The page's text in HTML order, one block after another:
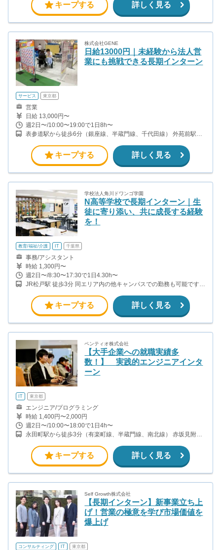
キープする 詳しく見る
株式会社GENE
日給13000円｜未経験から法人営
業にも挑戦できる長期インターン
サービス 東京都
営業
日給 13,000円〜
週2日〜/10:00〜19:00で1日8h〜
表参道駅から徒歩6分（銀座線、半蔵門線、千代田線） 外苑前駅か
キープする 詳しく見る
学校法人角川ドワンゴ学園
N高等学校で長期インターン｜生
徒に寄り添い、共に成長する経験
を！
教育/福祉/介護 IT 千葉県
事務/アシスタント
時給 1,300円〜
週2日〜/8:30〜17:30で1日4.30h〜
JR松戸駅 徒歩3分 同エリア内の他キャンパスでの勤務も可能です！
キープする 詳しく見る
ペンティオ株式会社
【大手企業への就職実績多
数！】 実践的エンジニアインタ
ーン
IT 東京都
エンジニア/プログラミング
時給 1,400円〜2,000円
週2日〜/10:00〜18:00で1日4h〜
永田町駅から徒歩3分（有楽町線、半蔵門線、南北線） 赤坂見附駅
キープする 詳しく見る
Self Growth株式会社
【長期インターン】新事業立ち上
げ！営業の極意を学び市場価値を
爆上げ
コンサルティング IT 東京都